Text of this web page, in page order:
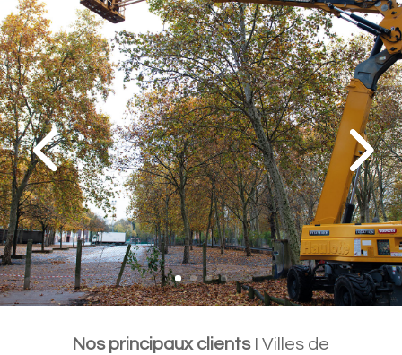
Nos principaux clientsI Villes de